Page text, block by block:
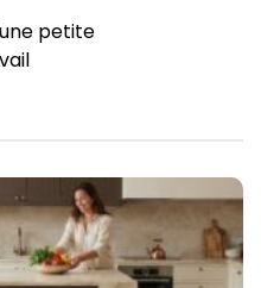
petite